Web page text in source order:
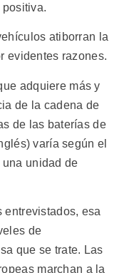
atiborran la
evidentes razones.
adquiere más y
de la cadena de
de las baterías de
varía según el
unidad de
entrevistados, esa
de
que se trate. Las
marchan a la